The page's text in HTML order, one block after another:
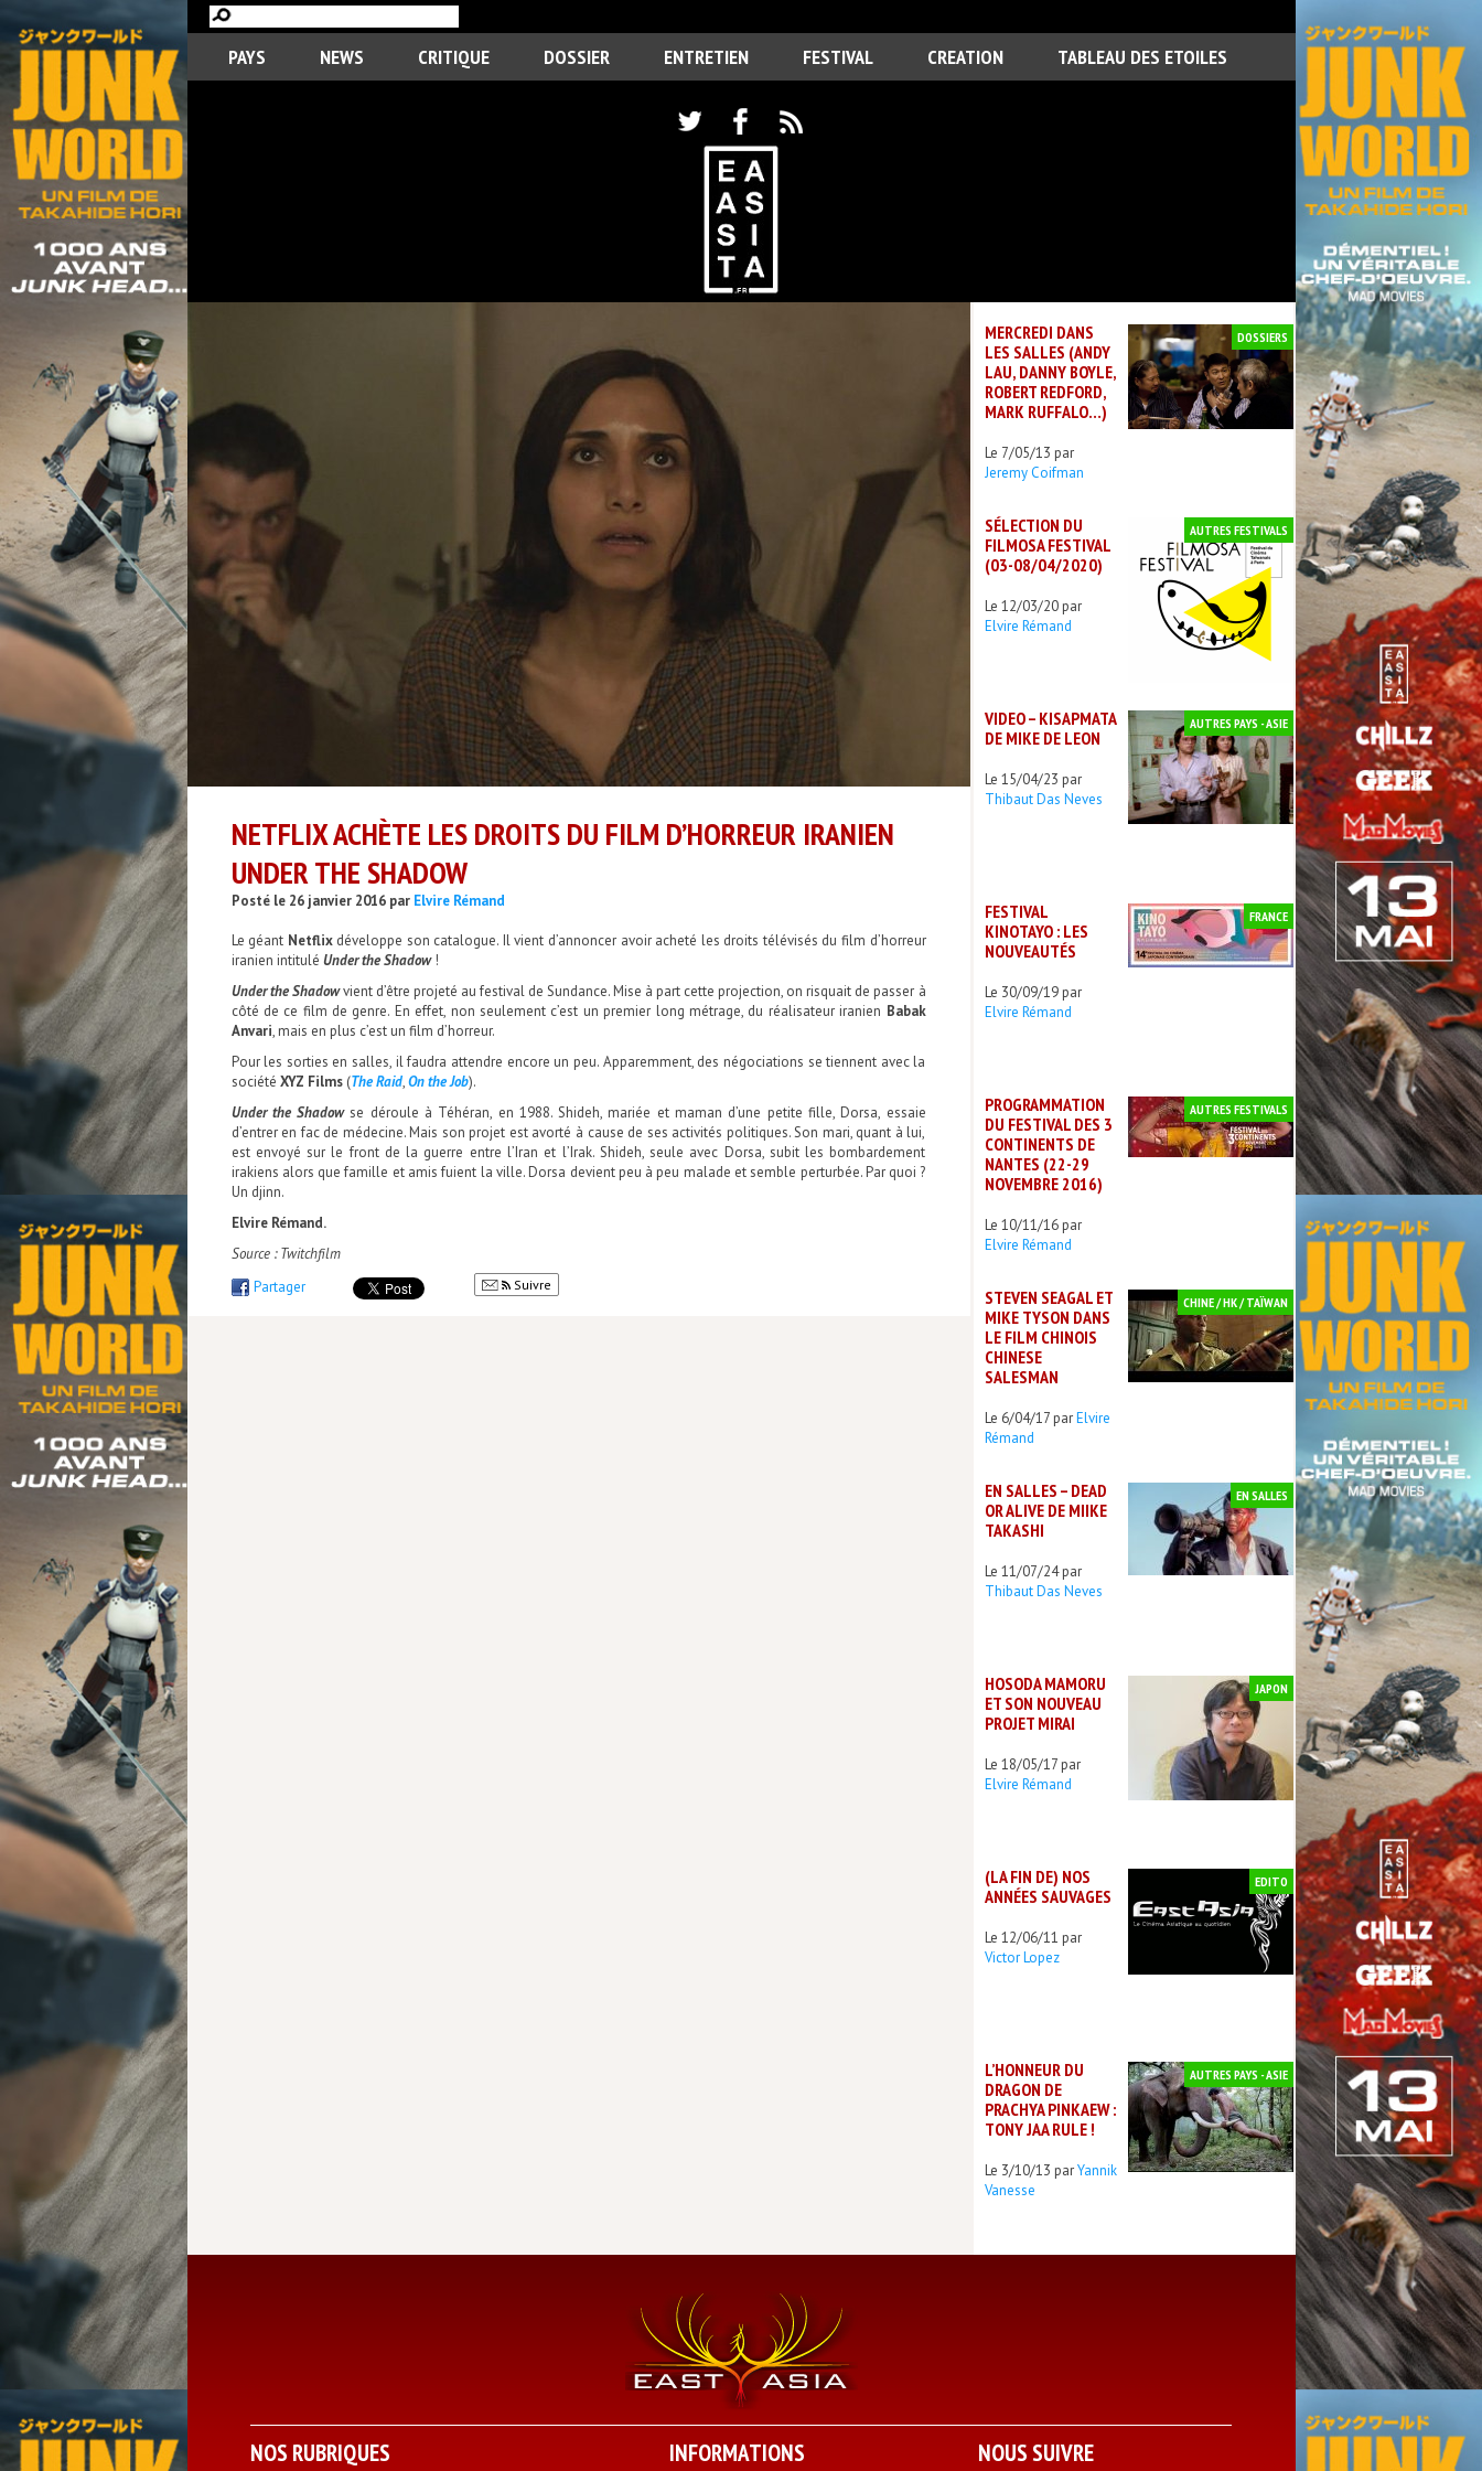
PAYS NEWS CRITIQUE DOSSIER ENTRETIEN FESTIVAL CREATION TABLEAU DES ETOILES
NETFLIX ACHÈTE LES DROITS DU FILM D’HORREUR IRANIEN
UNDER THE SHADOW
Posté le 26 janvier 2016 par Elvire Rémand
Le géant Netflixdéveloppe son catalogue. Il vient d’annoncer avoir acheté les droits télévisés du film d’horreur
iranien intitulé Under the Shadow!
Under the Shadowvient d’être projeté au festival de Sundance. Mise à part cette projection, on risquait de passer à
côté de ce film de genre. En effet, non seulement c’est un premier long métrage, du réalisateur iranien Babak
Anvari, mais en plus c’est un film d’horreur.
Pour les sorties en salles, il faudra attendre encore un peu. Apparemment, des négociations se tiennent avec la
société XYZ Films(The Raid,On the Job).
Under the Shadowse déroule à Téhéran, en 1988. Shideh, mariée et maman d’une petite fille, Dorsa, essaie
d’entrer en fac de médecine. Mais son projet est avorté à cause de ses activités politiques. Son mari, quant à lui,
est envoyé sur le front de la guerre entre l’Iran et l’Irak. Shideh, seule avec Dorsa, subit les bombardement
irakiens alors que famille et amis fuient la ville. Dorsa devient peu à peu malade et semble perturbée. Par quoi ?
Un djinn.
Elvire Rémand.
Source : Twitchfilm
Partager
Suivre
MERCREDI DANS
LES SALLES (ANDY
LAU, DANNY BOYLE,
ROBERT REDFORD,
MARK RUFFALO…)
Le 7/05/13 par
Jeremy Coifman
DOSSIERS
SÉLECTION DU
FILMOSA FESTIVAL
(03-08/04/2020)
Le 12/03/20 par
Elvire Rémand
AUTRES FESTIVALS
VIDEO – KISAPMATA
DE MIKE DE LEON
Le 15/04/23 par
Thibaut Das Neves
AUTRES PAYS - ASIE
FESTIVAL
KINOTAYO : LES
NOUVEAUTÉS
Le 30/09/19 par
Elvire Rémand
FRANCE
PROGRAMMATION
DU FESTIVAL DES 3
CONTINENTS DE
NANTES (22-29
NOVEMBRE 2016)
Le 10/11/16 par
Elvire Rémand
AUTRES FESTIVALS
STEVEN SEAGAL ET
MIKE TYSON DANS
LE FILM CHINOIS
CHINESE
SALESMAN
Le 6/04/17 parElvire
Rémand
CHINE / HK / TAÏWAN
EN SALLES – DEAD
OR ALIVE DE MIIKE
TAKASHI
Le 11/07/24 par
Thibaut Das Neves
EN SALLES
HOSODA MAMORU
ET SON NOUVEAU
PROJET MIRAI
Le 18/05/17 par
Elvire Rémand
JAPON
(LA FIN DE) NOS
ANNÉES SAUVAGES
Le 12/06/11 par
Victor Lopez
EDITO
L’HONNEUR DU
DRAGON DE
PRACHYA PINKAEW :
TONY JAA RULE !
Le 3/10/13 parYannik
Vanesse
AUTRES PAYS - ASIE
NOS RUBRIQUES INFORMATIONS NOUS SUIVRE